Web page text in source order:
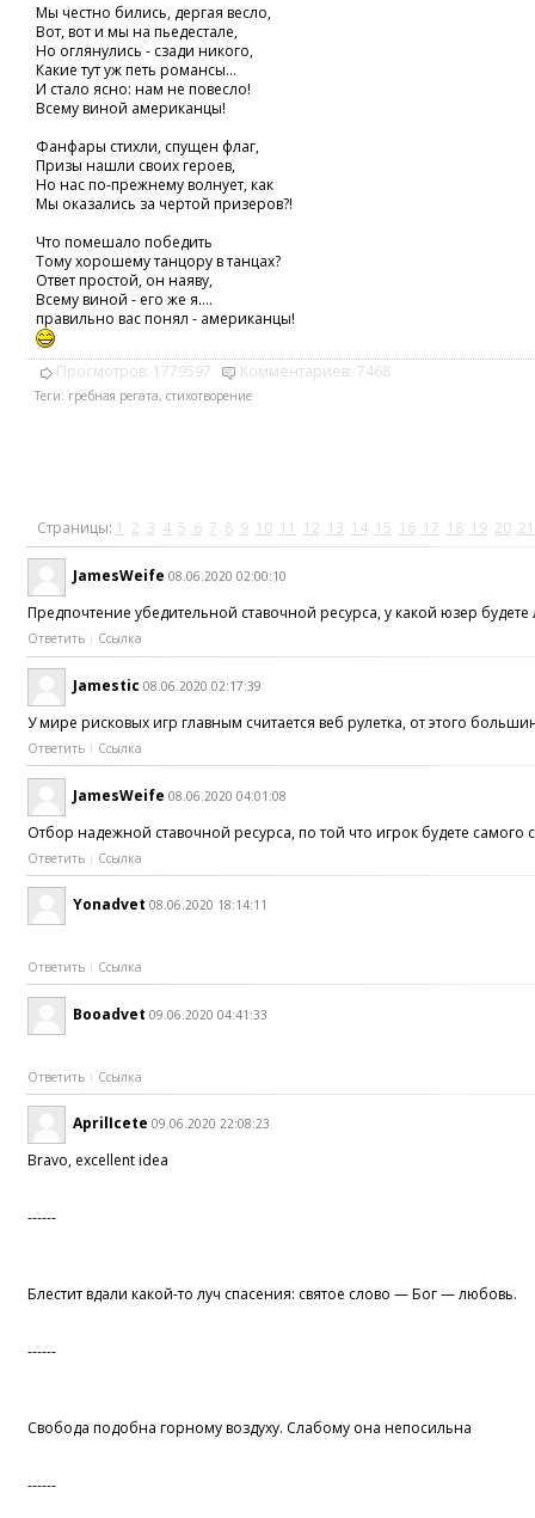
Мы честно бились, дергая весло,
Вот, вот и мы на пьедестале,
Но оглянулись - сзади никого,
Какие тут уж петь романсы...
И стало ясно: нам не повесло!
Всему виной американцы!
Фанфары стихли, спущен флаг,
Призы нашли своих героев,
Но нас по-прежнему волнует, как
Мы оказались за чертой призеров?!
Что помешало победить
Тому хорошему танцору в танцах?
Ответ простой, он наяву,
Всему виной - его же я....
правильно вас понял - американцы!
Просмотров: 1779597 Комментариев: 7468
Теги: гребная регата, стихотворение
Страницы: 1 2 3 4 5 6 7 8 9 10 11 12 13 14 15 16 17 18 19 20 21
JamesWeife 08.06.2020 02:00:10
Предпочтение убедительной ставочной ресурса, у какой юзер
Ответить Ссылка
Jamestic 08.06.2020 02:17:39
У мире рисковых игр главным считается веб рулетка, от этого
Ответить Ссылка
JamesWeife 08.06.2020 04:01:08
Отбор надежной ставочной ресурса, по той что игрок будете
Ответить Ссылка
Yonadvet 08.06.2020 18:14:11
Ответить Ссылка
Booadvet 09.06.2020 04:41:33
Ответить Ссылка
AprilIcete 09.06.2020 22:08:23
Bravo, excellent idea
------
Блестит вдали какой-то луч спасения: святое слово — Бог — любовь.
------
Свобода подобна горному воздуху. Слабому она непосильна
------